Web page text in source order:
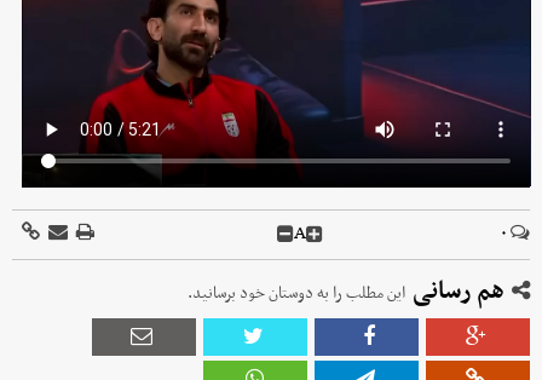
۰ A
هم رسانی این مطلب را به دوستان خود برسانید.